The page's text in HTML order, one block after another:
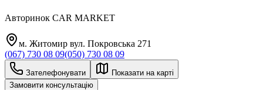
Авторинок CAR MARKET
м. Житомир вул. Покровська 271
(067) 730 08 09(050) 730 08 09
Зателефонувати
Показати на карті
Замовити консультацію